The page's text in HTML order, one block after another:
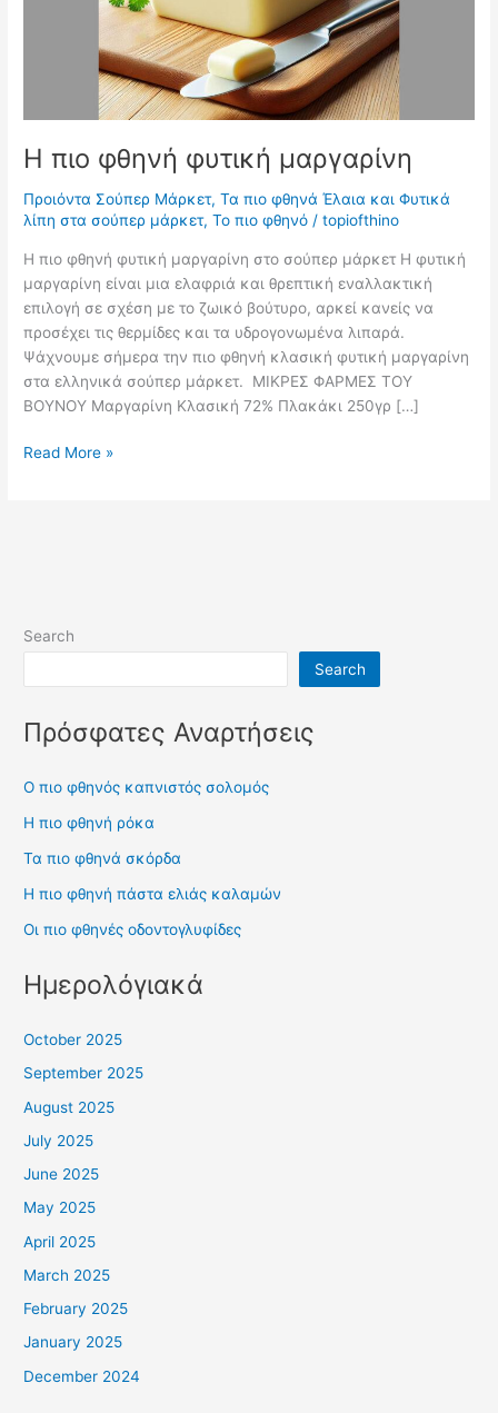
Η πιο φθηνή φυτική μαργαρίνη
Προιόντα Σούπερ Μάρκετ,Τα πιο φθηνά Έλαια και Φυτικά
λίπη στα σούπερ μάρκετ,Το πιο φθηνό /topiofthino
Η πιο φθηνή φυτική μαργαρίνη στο σούπερ μάρκετ Η φυτική
μαργαρίνη είναι μια ελαφριά και θρεπτική εναλλακτική
επιλογή σε σχέση με το ζωικό βούτυρο, αρκεί κανείς να
προσέχει τις θερμίδες και τα υδρογονωμένα λιπαρά.
Ψάχνουμε σήμερα την πιο φθηνή κλασική φυτική μαργαρίνη
στα ελληνικά σούπερ μάρκετ. ΜΙΚΡΕΣ ΦΑΡΜΕΣ ΤΟΥ
ΒΟΥΝΟΥ Μαργαρίνη Κλασική 72% Πλακάκι 250γρ […]
Η
Read More »
Search
Search
Πρόσφατες Αναρτήσεις
Ο πιο φθηνός καπνιστός σολομός
Η πιο φθηνή ρόκα
Τα πιο φθηνά σκόρδα
Η πιο φθηνή πάστα ελιάς καλαμών
Οι πιο φθηνές οδοντογλυφίδες
Ημερολόγιακά
October 2025
September 2025
August 2025
July 2025
June 2025
May 2025
April 2025
March 2025
February 2025
January 2025
December 2024